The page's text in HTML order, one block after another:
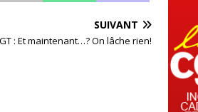
SUIVANT
: Et maintenant…? On lâche rien!